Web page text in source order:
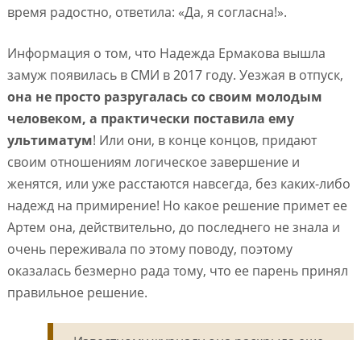
время радостно, ответила: «Да, я согласна!».
Информация о том, что Надежда Ермакова вышла
замуж появилась в СМИ в 2017 году. Уезжая в отпуск,
она не просто разругалась со своим молодым
человеком, а практически поставила ему
ультиматум! Или они, в конце концов, придают
своим отношениям логическое завершение и
женятся, или уже расстаются навсегда, без каких-либо
надежд на примирение! Но какое решение примет ее
Артем она, действительно, до последнего не знала и
очень переживала по этому поводу, поэтому
оказалась безмерно рада тому, что ее парень принял
правильное решение.